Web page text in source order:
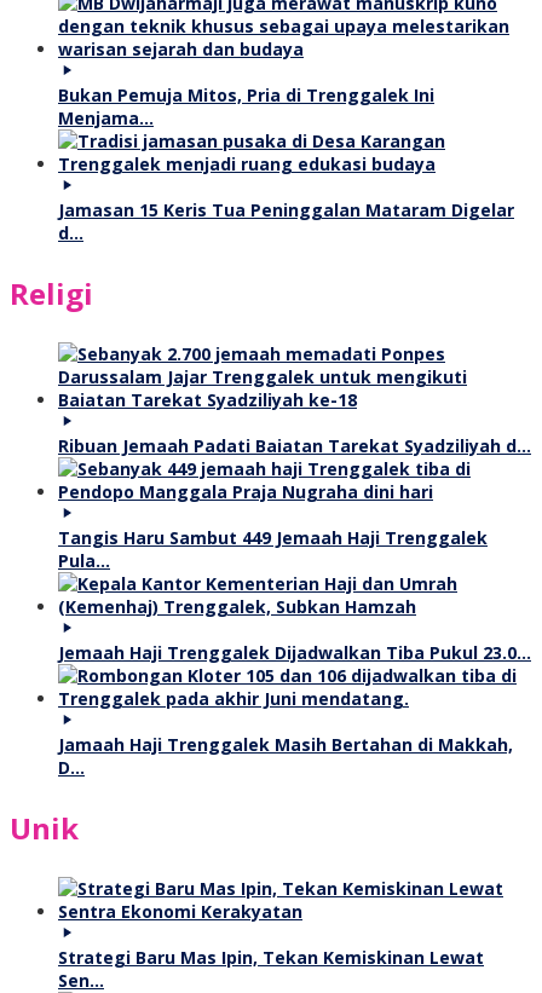
Bukan Pemuja Mitos, Pria di Trenggalek Ini
Menjama…
Jamasan 15 Keris Tua Peninggalan Mataram Digelar
d…
Religi
Ribuan Jemaah Padati Baiatan Tarekat Syadziliyah d…
Tangis Haru Sambut 449 Jemaah Haji Trenggalek
Pula…
Jemaah Haji Trenggalek Dijadwalkan Tiba Pukul 23.0…
Jamaah Haji Trenggalek Masih Bertahan di Makkah,
D…
Unik
Strategi Baru Mas Ipin, Tekan Kemiskinan Lewat
Sen…